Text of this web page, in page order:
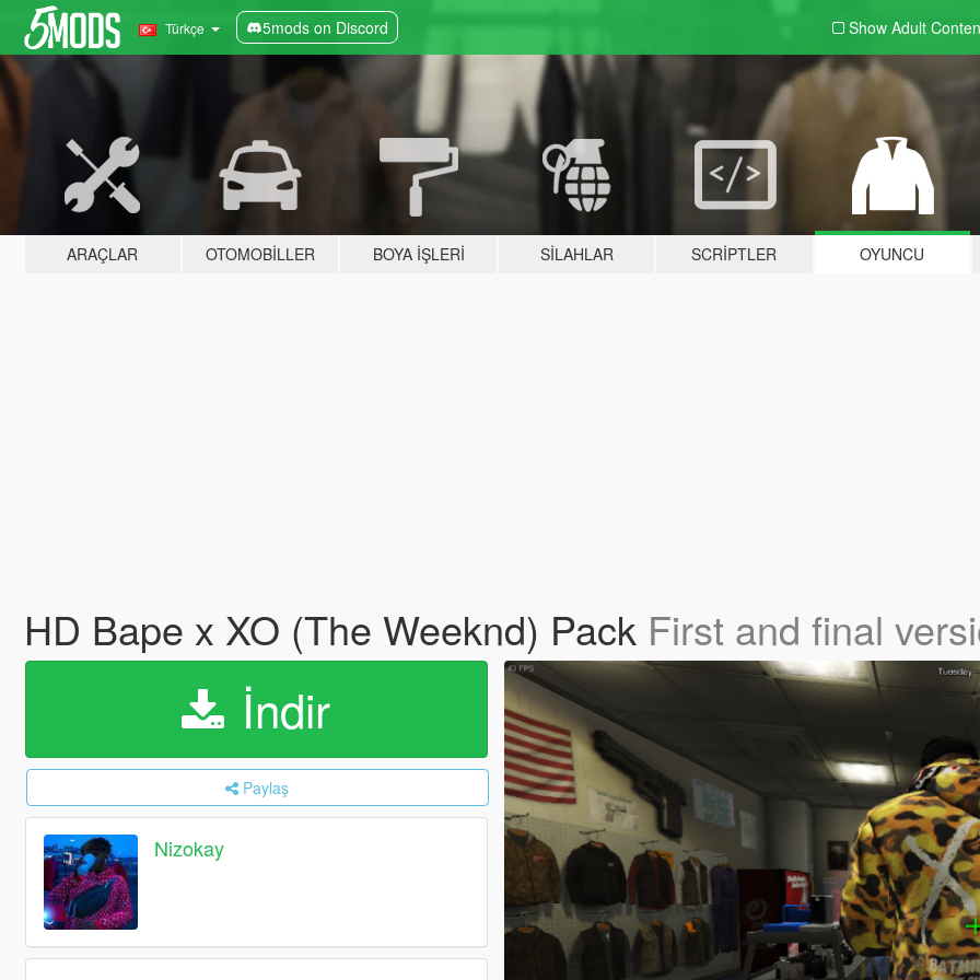
Türkçe 5mods on Discord Show Adult
ARAÇLAR OTOMOBILLER BOYA İŞLERI SILAHLAR SCRIPTLER OYUNCU
HD Bape x XO (The Weeknd) Pack First and final
İndir
Paylaş
Nizokay